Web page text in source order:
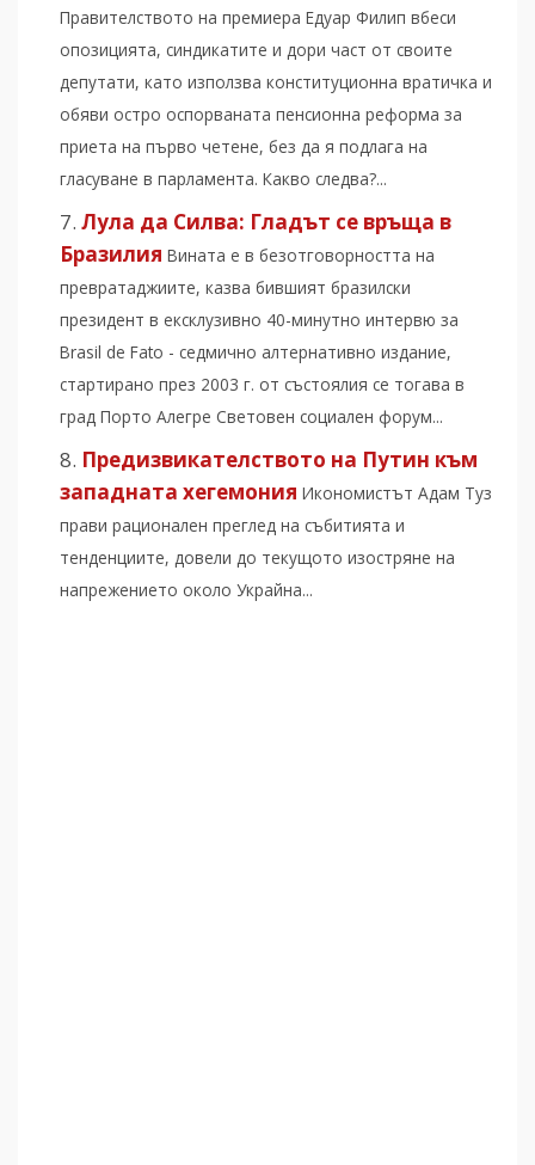
Правителството на премиера Едуар Филип вбеси
опозицията, синдикатите и дори част от своите
депутати, като използва конституционна вратичка и
обяви остро оспорваната пенсионна реформа за
приета на първо четене, без да я подлага на
гласуване в парламента. Какво следва?...
Лула да Силва: Гладът се връща в
Бразилия Вината е в безотговорността на
превратаджиите, казва бившият бразилски
президент в ексклузивно 40-минутно интервю за
Brasil de Fato - седмично алтернативно издание,
стартирано през 2003 г. от състоялия се тогава в
град Порто Алегре Световен социален форум...
Предизвикателството на Путин към
западната хегемония Икономистът Адам Туз
прави рационален преглед на събитията и
тенденциите, довели до текущото изостряне на
напрежението около Украйна...